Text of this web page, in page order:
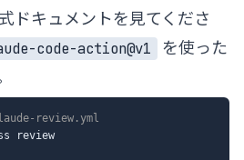
ドキュメントを見てくださ
code-action@v1
を使った
review.yml